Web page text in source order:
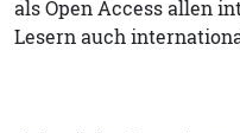
als Open Access allen
Lesern auch